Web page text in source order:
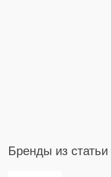
Бренды из статьи